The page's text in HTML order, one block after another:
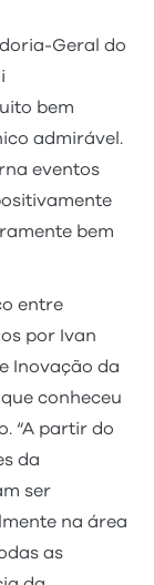
Geral do
bem
admirável.
eventos
bem
entre
por Ivan
Inovação da
conheceu
“A partir do
da
ser
na área
as